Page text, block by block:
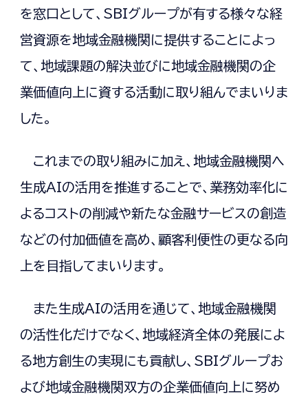
を窓口として、SBIグループが有する様々な経
営資源を地域金融機関に提供することによっ
て、地域課題の解決並びに地域金融機関の企
業価値向上に資する活動に取り組んでまいりま
した。
これまでの取り組みに加え、地域金融機関へ
生成AIの活用を推進することで、業務効率化に
よるコストの削減や新たな金融サービスの創造
などの付加価値を高め、顧客利便性の更なる向
上を目指してまいります。
また生成AIの活用を通じて、地域金融機関
の活性化だけでなく、地域経済全体の発展によ
る地方創生の実現にも貢献し、SBIグループお
よび地域金融機関双方の企業価値向上に努め